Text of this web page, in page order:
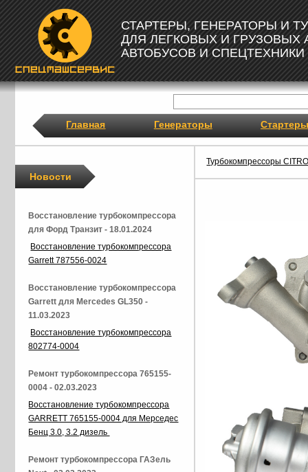
СТАРТЕРЫ, ГЕНЕРАТОРЫ И
ДЛЯ ЛЕГКОВЫХ И ГРУЗОВЫХ
АВТОБУСОВ И СПЕЦТЕХНИКИ
Главная Генераторы Стартеры
Турбокомпрессоры
Новости
Восстановление турбокомпрессора
для Форд Транзит - 18.01.2024
Восстановление турбокомпрессора
Garrett 787556-0024
Восстановление турбокомпрессора
Garrett для Mercedes GL350 -
11.03.2023
Восстановление турбокомпрессора
802774-0004
Ремонт турбокомпрессора 765155-
0004 - 02.03.2023
Восстановление турбокомпрессора
GARRETT 765155-0004 для Мерседес
Бенц 3.0, 3.2 дизель
Ремонт турбокомпрессора ГАЗель